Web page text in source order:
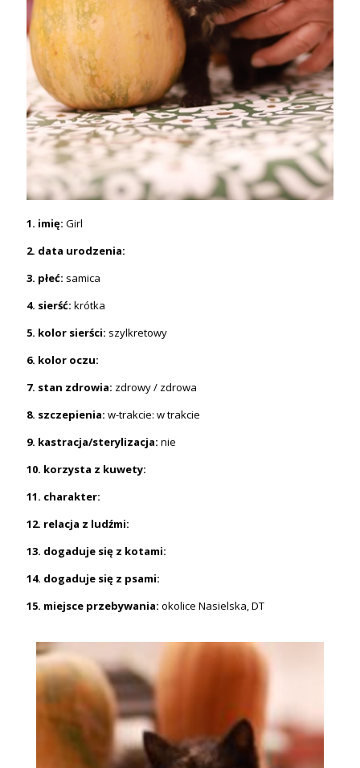
1. imię: Girl
2. data urodzenia:
3. płeć: samica
4. sierść: krótka
5. kolor sierści: szylkretowy
6. kolor oczu:
7. stan zdrowia: zdrowy / zdrowa
8. szczepienia: w-trakcie: w trakcie
9. kastracja/sterylizacja: nie
10. korzysta z kuwety:
11. charakter:
12. relacja z ludźmi:
13. dogaduje się z kotami:
14. dogaduje się z psami:
15. miejsce przebywania: okolice Nasielska, DT